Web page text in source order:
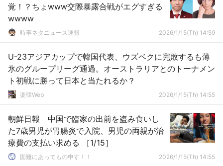
覚！？ちょwww交際暴露合戦がエグすぎる
wwww
時事ネタニュース速報 2026/1/15(Th) 14:59
U-23アジアカップで韓国代表、ウズベクに完敗するも薄
氷のグループリーグ通過。オーストラリアとのトーナメン
ト初戦に勝って日本と当たれるか？
楽韓Web 2026/1/15(Th) 14:55
朝鮮日報 中国で臨家の出前を盗み食いし
た7歳男児が胃腸炎で入院、男児の両親が治
療費の支払い求める ［1/15］
国難にあってもの申す！！ 2026/1/15(Th) 14:55